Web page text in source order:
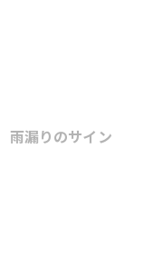
雨漏りのサイン